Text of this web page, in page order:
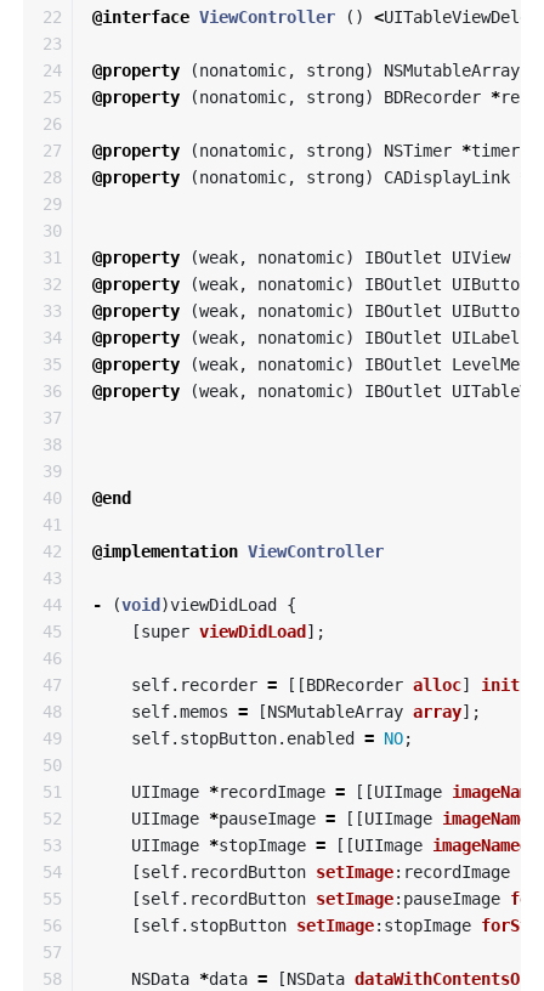
22
23
24
25
26
27
28
29
30
31
32
33
34
35
36
37
38
39
40
41
42
43
44
45
46
47
48
49
50
51
52
53
54
55
56
57
58
@interface ViewController () <
@property (nonatomic, strong) NSMutableArray
@property
(nonatomic, strong) BDRecorder *
@property (nonatomic, strong) NSTimer *timer
@property
(nonatomic, strong) CADisplayLink
@property (weak, nonatomic) IBOutlet UIView
@property
(weak, nonatomic) IBOutlet UIButton
@property
(weak, nonatomic) IBOutlet UIButton
@property
(weak, nonatomic) IBOutlet UILabel
@property
(weak, nonatomic) IBOutlet
@property
(weak, nonatomic) IBOutlet
@end
@implementation ViewController
- (void )viewDidLoad
{
[super viewDidLoad ];
self. recorder = [[BDRecorder alloc] init
self.memos = [NSMutableArray array];
self. stopButton. enabled = NO;
UIImage *recordImage = [[UIImage
UIImage *pauseImage = [[UIImage imageNamed
UIImage *stopImage = [[UIImage imageNamed
[self. recordButton setImage: recordImage
[self. recordButton setImage: pauseImage
[self. stopButton setImage: stopImage
NSData *data = [NSData